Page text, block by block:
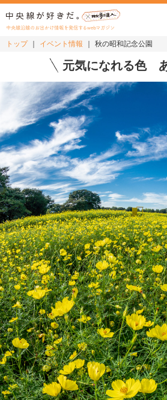
中央線沿線のお出かけ情報を発信するwebマガジン
グルメ・カフェ
スイーツ・テイクアウト
おでかけ
ショッピング
中央線カルチャー
特集
連載
中央線フェス
イベント情報
おしらせ
駅から探す
トップ イベント情報 秋の昭和記念公園
元気になれる色